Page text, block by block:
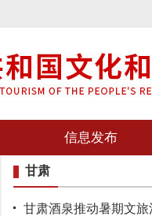
信息发布
甘肃
甘肃酒泉推动暑期文旅